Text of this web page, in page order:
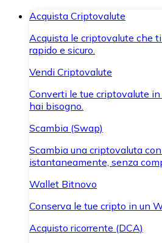
Acquista Criptovalute
Acquista le criptovalute che
rapido e sicuro.
Vendi Criptovalute
Converti le tue criptovalute
hai bisogno.
Scambia (Swap)
Scambia una criptovaluta
istantaneamente, senza
Wallet Bitnovo
Conserva le tue cripto in un
Acquisto ricorrente (DCA)